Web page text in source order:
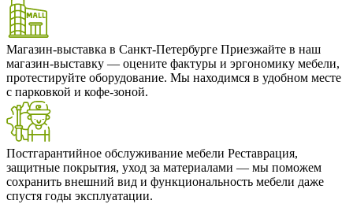
Магазин-выставка в Санкт-Петербурге Приезжайте в наш
магазин-выставку — оцените фактуры и эргономику мебели,
протестируйте оборудование. Мы находимся в удобном месте
с парковкой и кофе-зоной.
Постгарантийное обслуживание мебели Реставрация,
защитные покрытия, уход за материалами — мы поможем
сохранить внешний вид и функциональность мебели даже
спустя годы эксплуатации.